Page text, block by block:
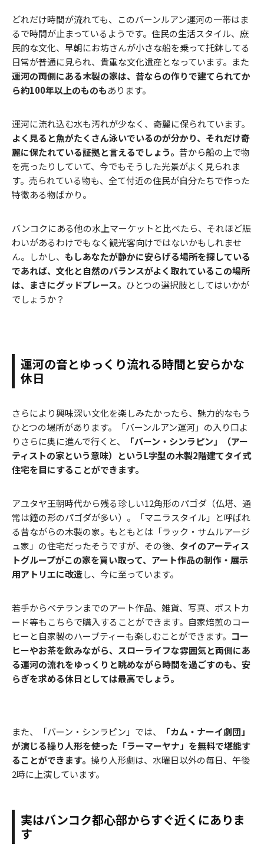
どれだけ時間が流れても、このバーンルアン運河の一帯はま
るで時間が止まっているようです。住民の生活スタイル、庶
民的な文化、早朝にお坊さんが小さな船を乗って托鉢してる
日常が普通に見られ、貴重な文化遺産となっています。また
運河の両側にある木製の家は、昔ならの作りで建てられてか
ら約100年以上のものもあります。
運河に流れ込む水も汚れが少なく、奇麗に保られています。
よく見ると魚がたくさん泳いでいるのが分かり、それだけ奇
麗に保たれている証拠と言えるでしょう。 昔から船の上で物
を売ったりしていて、今でもそうした光景がよく見られま
す。売られている物も、全て付近の住民が自分たちで作った
特徴ある物ばかり。
バンコクにある他の水上マーケットと比べたら、それほど賑
わいがあるわけでもなく観光客向けではないかもしれませ
ん。しかし、 もしあなたが静かに安らげる場所を探している
であれば、文化と自然のバランスがよく取れているこの場所
は、まさにグッドプレース。 ひとつの選択肢としてはいかが
でしょうか？
運河の音とゆっくり流れる時間と安らかな
休日
さらにより興味深い文化を楽しみたかったら、魅力的なもう
ひとつの場所があります。「バーンルアン運河」の入り口よ
りさらに奥に進んで行くと、
「バーン・シンラピン」（アー
ティストの家という意味）というL字型の木製2階建てタイ式
住宅を目にすることができます。
アユタヤ王朝時代から残る珍しい12角形のパゴダ（仏塔、通
常は鐘の形のパゴダが多い）。「マニラスタイル」と呼ばれ
る昔ながらの木製の家。もともとは「ラック・サムルアージ
ュ家」の住宅だったそうですが、その後、 タイのアーティス
トグループがこの家を買い取って、アート作品の制作・展示
用アトリエに改造し、今に至っています。
若手からベテランまでのアート作品、雑貨、写真、ポストカ
ード等もこちらで購入することができます。自家焙煎のコー
ヒーと自家製のハーブティーも楽しむことができます。 コー
ヒーやお茶を飲みながら、スローライフな雰囲気と両側にあ
る運河の流れをゆっくりと眺めながら時間を過ごすのも、安
らぎを求める休日としては最高でしょう。
また、「バーン・シンラピン」では、
「カム・ナーイ劇団」
が演じる操り人形を使った「ラーマーヤナ」を無料で堪能す
ることができます。 操り人形劇は、水曜日以外の毎日、午後
2時に上演しています。
実はバンコク都心部からすぐ近くにありま
す